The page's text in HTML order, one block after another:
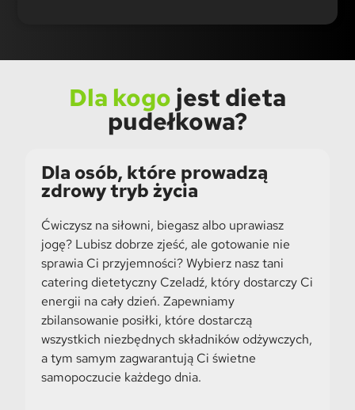
Dla kogo jest dieta
pudełkowa?
Dla osób, które prowadzą
zdrowy tryb życia
Ćwiczysz na siłowni, biegasz albo uprawiasz
jogę? Lubisz dobrze zjeść, ale gotowanie nie
sprawia Ci przyjemności? Wybierz nasz tani
catering dietetyczny Czeladź, który dostarczy Ci
energii na cały dzień. Zapewniamy
zbilansowanie posiłki, które dostarczą
wszystkich niezbędnych składników odżywczych,
a tym samym zagwarantują Ci świetne
samopoczucie każdego dnia.